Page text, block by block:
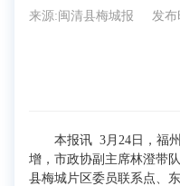
来源:闽清县梅城报 发布
本报讯 3月24日，福州
增，市政协副主席林澄带
县梅城片区委员联系点、